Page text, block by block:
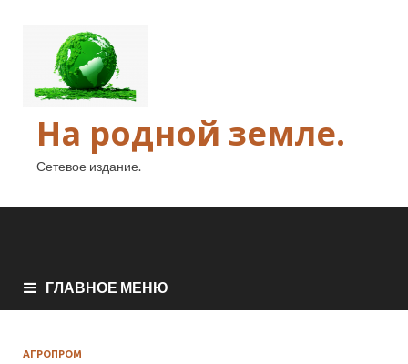
На родной земле.
Сетевое издание.
ГЛАВНОЕ МЕНЮ
АГРОПРОМ